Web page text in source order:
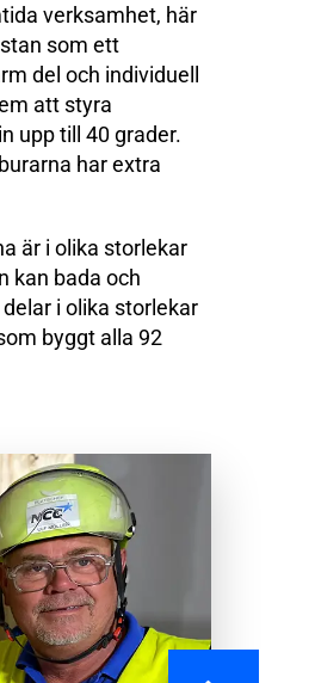
verksamhet, här
som ett
del och individuell
att styra
upp till 40 grader.
har extra
är i olika storlekar
kan bada och
i olika storlekar
byggt alla 92